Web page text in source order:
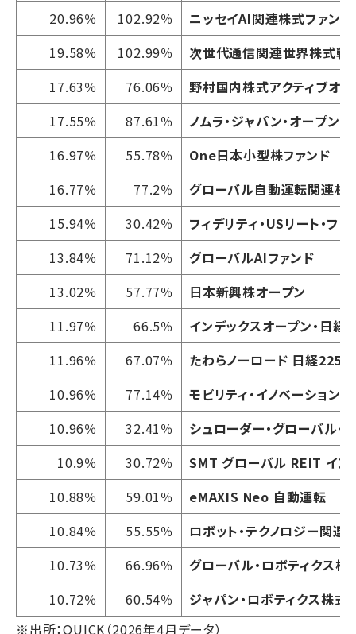
20.96％
102.92％
ニッセイAI関連株式ファンド
19.58％
102.99％
次世代通信関連世界株式戦
17.63％
76.06％
野村国内株式アクティブオ
17.55％
87.61％
ノムラ・ジャパン・オープン
16.97％
55.78％
One日本小型株ファンド
16.77％
77.2％
グローバル自動運転関連株
15.94％
30.42％
フィデリティ・USリート・フ
13.84％
71.12％
グローバルAIファンド
13.02％
57.77％
日本新興株オープン
11.97％
66.5％
インデックスオープン・日経
11.96％
67.07％
たわらノーロード 日経225
10.96％
77.14％
モビリティ・イノベーション・
10.96％
32.41％
シュローダー・グローバル・
10.9％
30.72％
SMT グローバル REIT イン
10.88％
59.01％
eMAXIS Neo 自動運転
10.84％
55.55％
ロボット・テクノロジー関
10.73％
66.96％
グローバル・ロボティクス株
10.72％
60.54％
ジャパン・ロボティクス株式
※出所：QUICK（2026年4月データ）